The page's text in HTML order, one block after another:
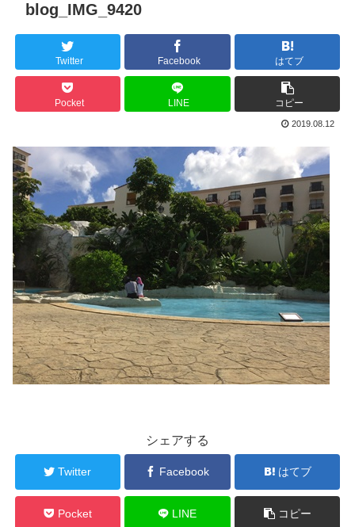
blog_IMG_9420
Twitter Facebook はてブ
Pocket LINE コピー
2019.08.12
シェアする
Twitter Facebook はてブ
Pocket LINE コピー